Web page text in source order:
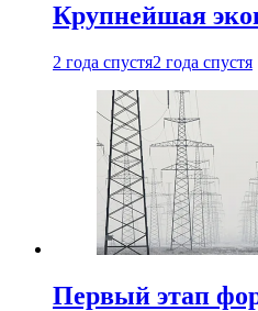
Крупнейшая
2 года спустя2 года спустя
Первый этап